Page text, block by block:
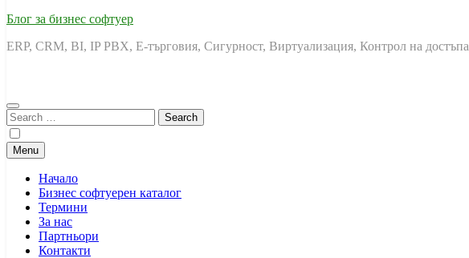
Блог за бизнес софтуер
ERP, CRM, BI, IP PBX, Е-търговия, Сигурност, Виртуализация, Контрол на достъпа
Search
for:
Menu
Начало
Бизнес софтуерен каталог
Термини
За нас
Партньори
Контакти